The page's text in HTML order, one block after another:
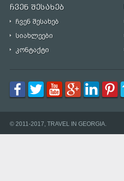
ჩვენ შესახებ
ჩვენ შესახებ
სიახლეები
კონტაქტი
© 2011-2017, TRAVEL IN GEORGIA.